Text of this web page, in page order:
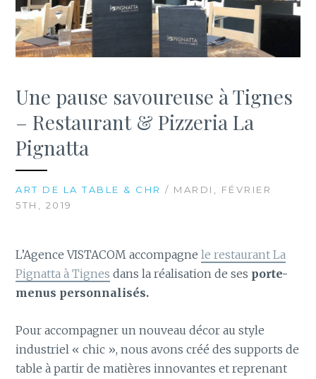
Une pause savoureuse à Tignes
– Restaurant & Pizzeria La
Pignatta
ART DE LA TABLE & CHR / MARDI, FÉVRIER
5TH, 2019
L’Agence VISTACOM accompagnele restaurant La
Pignatta à Tignes dans la réalisation de ses porte-
menus personnalisés.
Pour accompagner un nouveau décor au style
industriel « chic », nous avons créé des supports de
table à partir de matières innovantes et reprenant